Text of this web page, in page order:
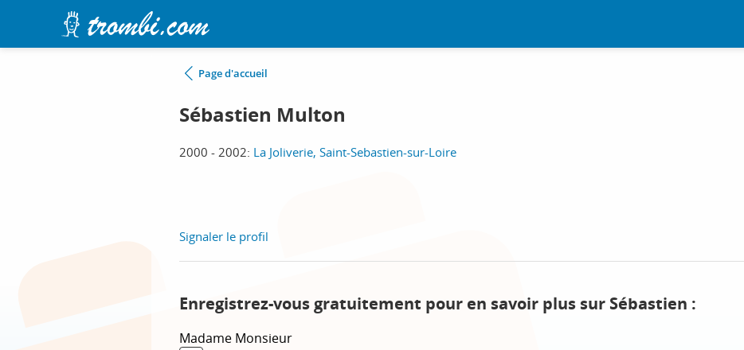
Page d'accueil
Sébastien Multon
2000 - 2002: La Joliverie, Saint-Sebastien-sur-Loire
Signaler le profil
Enregistrez-vous gratuitement pour en savoir plus sur Sébastien :
Madame Monsieur